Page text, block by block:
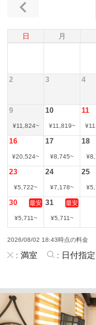
日 月
2 3 4
9
¥11,824~
10
¥11,819~
11
¥
16
¥20,524~
17
¥8,745~
18
¥
23
¥5,722~
24
¥7,178~
25
¥
30 最安
¥5,711~
31 最安
¥5,711~
2026/08/02 18:43時点の料金
: 満室 : 日付指